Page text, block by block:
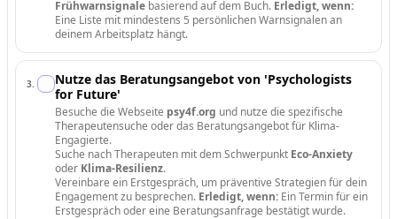
Frühwarnsignale basierend auf dem Buch. Erledigt, wenn:
Eine Liste mit mindestens 5 persönlichen Warnsignalen an
deinem Arbeitsplatz hängt.
3.
Nutze das Beratungsangebot von 'Psychologists
for Future'
Besuche die Webseite psy4f.org und nutze die spezifische
Therapeutensuche oder das Beratungsangebot für Klima-
Engagierte.
Suche nach Therapeuten mit dem Schwerpunkt Eco-Anxiety
oder Klima-Resilienz.
Vereinbare ein Erstgespräch, um präventive Strategien für dein
Engagement zu besprechen. Erledigt, wenn: Ein Termin für ein
Erstgespräch oder eine Beratungsanfrage bestätigt wurde.